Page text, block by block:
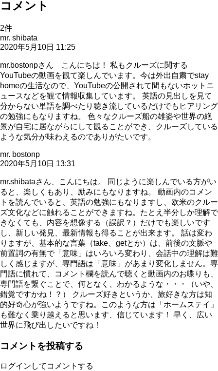
コメント
2件
mr. shibata
2020年5月10日 11:25
mr.bostonpさん こんにちは！ 私もクルーズに関する
YouTubeの動画を観て楽しんでいます。今は外出自粛でstay
homeの生活なので、YouTubeの公開されて間もないホットニ
ュースなどを観て情報収集しています。 英語の見出しを見て
分からない単語を調べたり聴き流しているだけでもヒアリング
の勉強にもなりますね。 色々なクルーズ船の雄姿や世界の絶
景が自宅に居ながらにして観ることができ、クルーズしている
ような気分が味わえるのでありがたいです。
mr. bostonp
2020年5月10日 13:31
mr.shibataさん、こんにちは。 同じように楽しんでいる方がい
ると、楽しくもあり、励みにもなりますね。 動画内のコメン
トを読んでいると、英語の勉強にもなりますし、欧米のクルー
ズ文化などに触れることができますね。たとえ半分しか理解で
きなくても、内容を想像する（誤訳？）だけでも楽しいです
し、新しい発見、最新情報も得ることが出来ます。 話は変わ
りますが、基本的な言葉（take、getとか）は、前後の文脈や
前置詞の有無で「意味」はいろいろ変わり、会話中の理解は難
しく感じますが、専門語は「意味」があまり変化しません。専
門語に慣れて、コメント欄を読んで聴くと動画内のお喋りも、
専門語を繋ぐことで、何となく、わかるような・・・（いや、
錯覚ですかね！？） クルーズ好きというか、旅好きな方は知
的好奇心が強いようですね。このような方は「ホームステイ」
も難なく乗り越えると思います、信じています！ 早く、広い
世界に飛び出したいですね！
コメントを投稿する
ログインしてコメントする